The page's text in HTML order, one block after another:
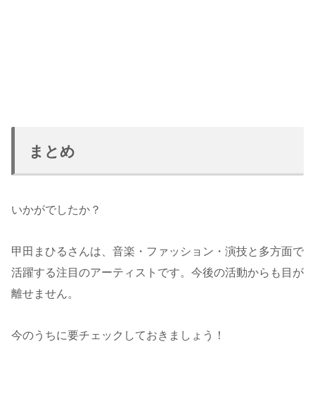
まとめ
いかがでしたか？
甲田まひるさんは、音楽・ファッション・演技と多方面で
活躍する注目のアーティストです。今後の活動からも目が
離せません。
今のうちに要チェックしておきましょう！